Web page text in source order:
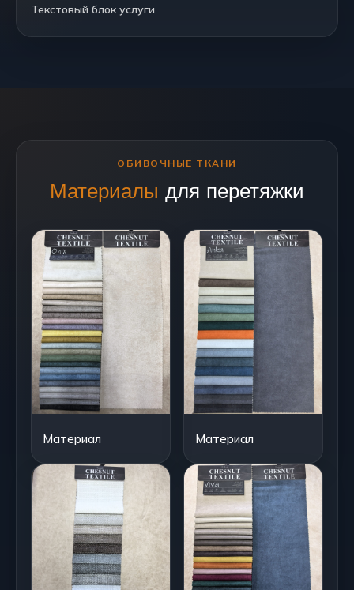
Текстовый блок услуги
ОБИВОЧНЫЕ ТКАНИ
Материалы для перетяжки
Материал Материал